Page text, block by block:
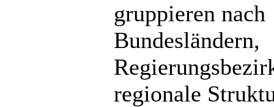
gruppieren nach
Bundesländern,
regionale